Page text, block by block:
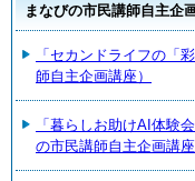
まなびの市民講師自主企
「セカンドライフの「
師自主企画講座）
「暮らしお助けAI体験
の市民講師自主企画講座